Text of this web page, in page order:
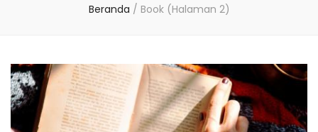
Beranda / Book (Halaman 2)